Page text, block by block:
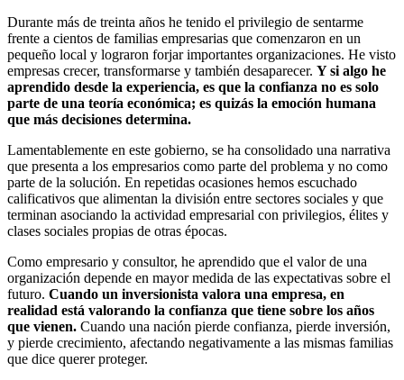
Durante más de treinta años he tenido el privilegio de sentarme
frente a cientos de familias empresarias que comenzaron en un
pequeño local y lograron forjar importantes organizaciones. He visto
empresas crecer, transformarse y también desaparecer. Y si algo he
aprendido desde la experiencia, es que la confianza no es solo
parte de una teoría económica; es quizás la emoción humana
que más decisiones determina.
Lamentablemente en este gobierno, se ha consolidado una narrativa
que presenta a los empresarios como parte del problema y no como
parte de la solución. En repetidas ocasiones hemos escuchado
calificativos que alimentan la división entre sectores sociales y que
terminan asociando la actividad empresarial con privilegios, élites y
clases sociales propias de otras épocas.
Como empresario y consultor, he aprendido que el valor de una
organización depende en mayor medida de las expectativas sobre el
futuro. Cuando un inversionista valora una empresa, en
realidad está valorando la confianza que tiene sobre los años
que vienen. Cuando una nación pierde confianza, pierde inversión,
y pierde crecimiento, afectando negativamente a las mismas familias
que dice querer proteger.